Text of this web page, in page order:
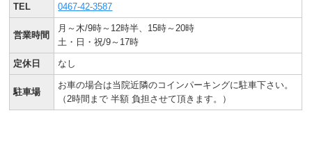
TEL 0467-42-3587
営業時間
月～木/9時～12時半、15時～20時
土・日・祝/9～17時
定休日 なし
駐車場
お車の場合は当院近隣のコインパーキングに駐車下さい。
（2時間まで 半額 負担させて頂きます。）